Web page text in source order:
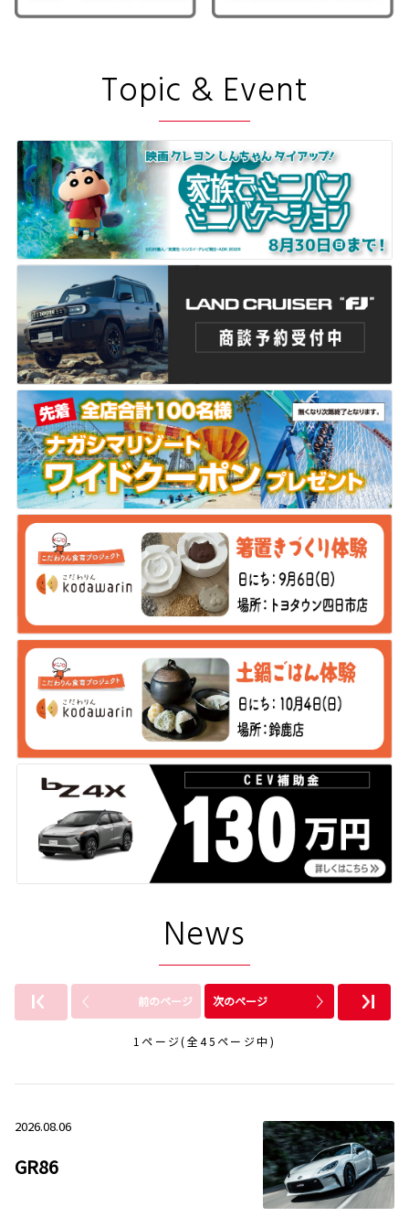
Topic & Event
News
前のページ 次のページ
1ページ(全45ページ中)
2026.08.06
GR86